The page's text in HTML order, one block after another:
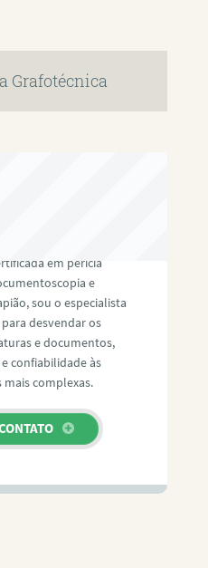
Grafotécnica
em perícia
e
sou o especialista
desvendar os
e documentos,
confiabilidade às
complexas.